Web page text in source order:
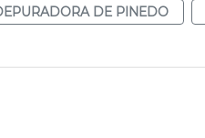
DE PINEDO